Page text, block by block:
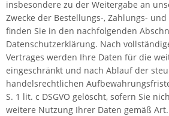
insbesondere zu der Weitergabe an
Zwecke der Bestellungs-, Zahlungs-
finden Sie in den nachfolgenden
Datenschutzerklärung. Nach
Vertrages werden Ihre Daten für die
eingeschränkt und nach Ablauf der
handelsrechtlichen
S. 1 lit. c DSGVO gelöscht, sofern Sie
weitere Nutzung Ihrer Daten gemäß Art.